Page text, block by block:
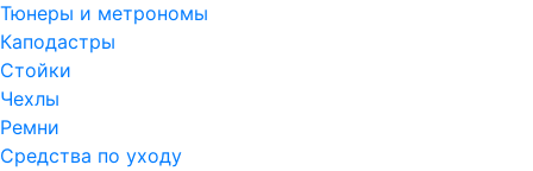
Тюнеры и метрономы
Каподастры
Стойки
Чехлы
Ремни
Средства по уходу